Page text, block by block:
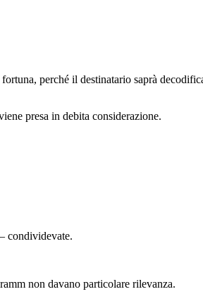
perché il destinatario saprà
presa in debita considerazione.
condividevate.
non davano particolare rilevanza.